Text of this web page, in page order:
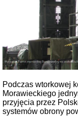
Podczas wtorkowej
Morawieckiego
przyjęcia przez
systemów obrony